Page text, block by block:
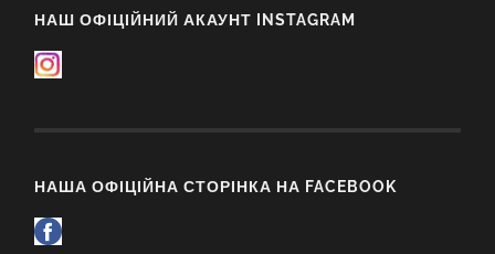
НАШ ОФІЦІЙНИЙ АКАУНТ INSTAGRAM
НАША ОФІЦІЙНА СТОРІНКА НА FACEBOOK